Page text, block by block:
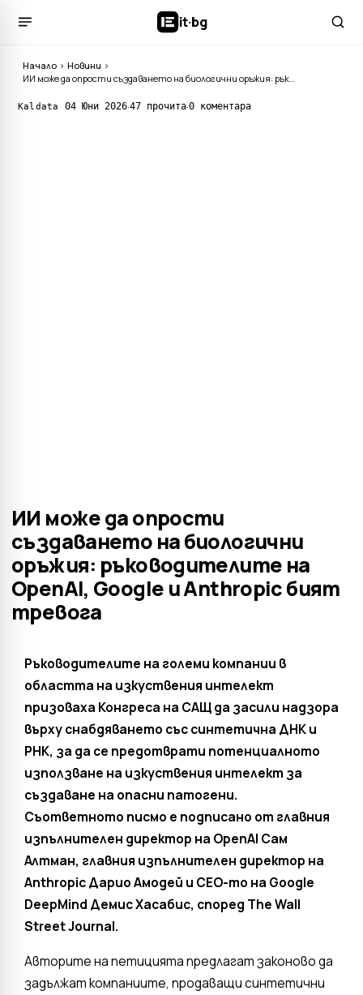
it·bg
Начало › Новини ›
ИИ може да опрости създаването на биологични оръжия: ръководителите на OpenAI, Google и Anthropic бият тревога
Kaldata 04 Юни 2026·47 прочита·0 коментара
ИИ може да опрости
създаването на биологични
оръжия: ръководителите на
OpenAI, Google и Anthropic бият
тревога
Ръководителите на големи компании в
областта на изкуствения интелект
призоваха Конгреса на САЩ да засили надзора
върху снабдяването със синтетична ДНК и
РНК, за да се предотврати потенциалното
използване на изкуствения интелект за
създаване на опасни патогени.
Съответното писмо е подписано от главния
изпълнителен директор на OpenAI Сам
Алтман, главния изпълнителен директор на
Anthropic Дарио Амодей и CEO-то на Google
DeepMind Демис Хасабис, според The ​​Wall
Street Journal.
Авторите на петицията предлагат законово да
задължат компаниите, продаващи синтетични